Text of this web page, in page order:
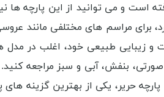
است و می توانید از این پارچه ها
برای مراسم های مختلفی مانند
زیبایی طبیعی خود، اغلب در مدل
بنفش، آبی و سبز مراجعه
حریر، یکی از بهترین گزینه